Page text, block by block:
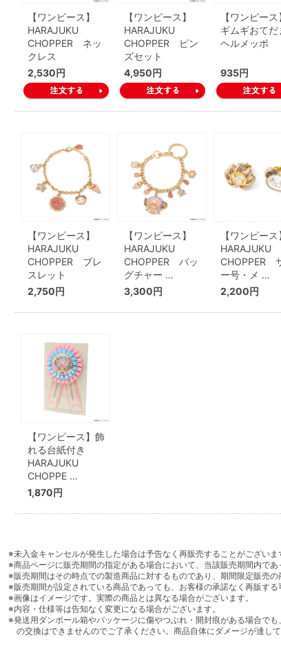
【ワンピース】
HARAJUKU
CHOPPER ネッ
クレス
2,530円
【ワンピース】
HARAJUKU
CHOPPER ピン
ズセット
4,950円
【ワンピース
ギムギおてだ
ヘルメッポ
935円
【ワンピース】
HARAJUKU
CHOPPER ブレ
スレット
2,750円
【ワンピース】
HARAJUKU
CHOPPER バッ
グチャー …
3,300円
【ワンピース
HARAJUKU
CHOPPER
ー号・メ …
2,200円
【ワンピース】飾
れる台紙付き
HARAJUKU
CHOPPE …
1,870円
※未入金キャンセルが発生した場合は予告なく再販売することがございま
※商品ページに販売期間の指定がある場合において、当該販売期間内で
※販売期間はその時点での製造商品に対するものであり、期間限定販売の
※販売期間が設定されている商品であっても、お客様の承諾なく再販する
※画像はイメージです。実際の商品とは異なる場合がございます。
※内容・仕様等は告知なく変更になる場合がございます。
※発送用ダンボール箱やパッケージに傷やつぶれ・開封痕がある場合で
の交換はできませんのでご了承ください。商品自体にダメージが達し